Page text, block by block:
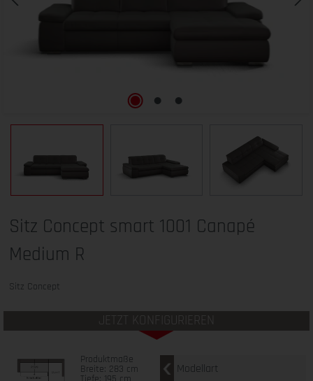
Sitz Concept smart 1001 Canapé
Medium R
Sitz Concept
JETZT KONFIGURIEREN
Produktmaße
Breite: 283 cm Modellart